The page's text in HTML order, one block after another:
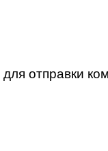
для отправки